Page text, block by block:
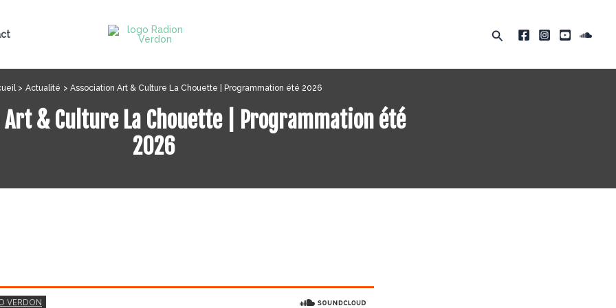
Rechercher
Actualité Association Art & Culture La Chouette | Programmation été 2026
& Culture La Chouette | Programmation été
2026